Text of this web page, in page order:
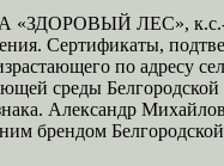
ЛЕС», к.с.-
Сертификаты,
по адресу
среды
Александр
брендом